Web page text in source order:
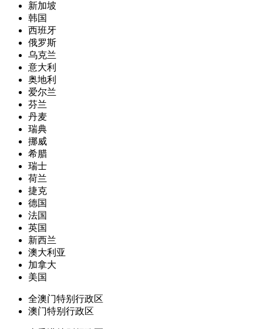
新加坡
韩国
西班牙
俄罗斯
乌克兰
意大利
奥地利
爱尔兰
芬兰
丹麦
瑞典
挪威
希腊
瑞士
荷兰
捷克
德国
法国
英国
新西兰
澳大利亚
加拿大
美国
全澳门特别行政区
澳门特别行政区